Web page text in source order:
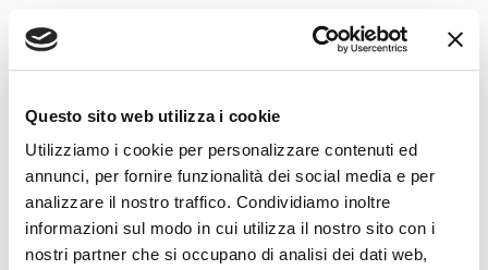
Questo sito web utilizza i cookie
Utilizziamo i cookie per personalizzare contenuti ed
annunci, per fornire funzionalità dei social media e per
analizzare il nostro traffico. Condividiamo inoltre
informazioni sul modo in cui utilizza il nostro sito con i
nostri partner che si occupano di analisi dei dati web,